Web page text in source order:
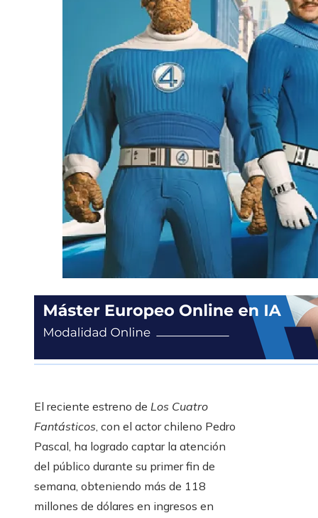
El reciente estreno de Los Cuatro
Fantásticos, con el actor chileno Pedro
Pascal, ha logrado captar la atención
del público durante su primer fin de
semana, obteniendo más de 118
millones de dólares en ingresos en